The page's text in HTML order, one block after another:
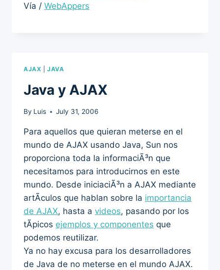
Vía / WebAppers
AJAX |JAVA
Java y AJAX
By Luis July 31, 2006
Para aquellos que quieran meterse en el
mundo de AJAX usando Java, Sun nos
proporciona toda la informaciÃ³n que
necesitamos para introducirnos en este
mundo. Desde iniciaciÃ³n a AJAX mediante
artÃ­culos que hablan sobre la importancia
de AJAX, hasta a videos, pasando por los
tÃ­picos ejemplos y componentes que
podemos reutilizar.
Ya no hay excusa para los desarrolladores
de Java de no meterse en el mundo AJAX.